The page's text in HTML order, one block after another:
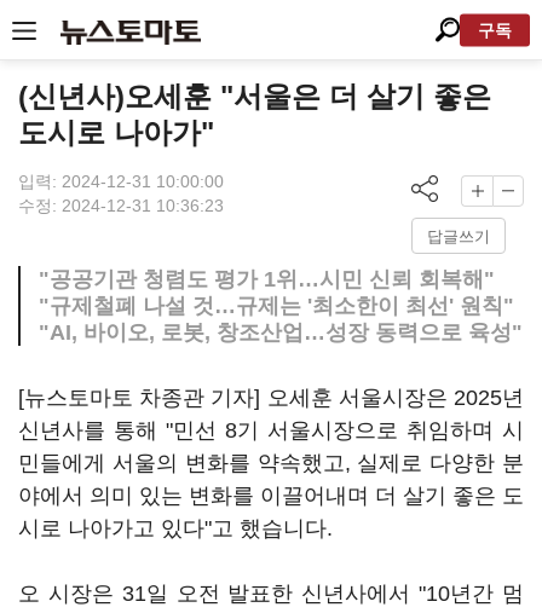
구독
(신년사)오세훈 "서울은 더 살기 좋은
도시로 나아가"
입력: 2024-12-31 10:00:00
수정: 2024-12-31 10:36:23
답글쓰기
"공공기관 청렴도 평가 1위…시민 신뢰 회복해"
"규제철폐 나설 것…규제는 '최소한이 최선' 원칙"
"AI, 바이오, 로봇, 창조산업…성장 동력으로 육성"
[뉴스토마토 차종관 기자] 오세훈 서울시장은 2025년
신년사를 통해 "민선 8기 서울시장으로 취임하며 시
민들에게 서울의 변화를 약속했고, 실제로 다양한 분
야에서 의미 있는 변화를 이끌어내며 더 살기 좋은 도
시로 나아가고 있다"고 했습니다.
오 시장은 31일 오전 발표한 신년사에서 "10년간 멈